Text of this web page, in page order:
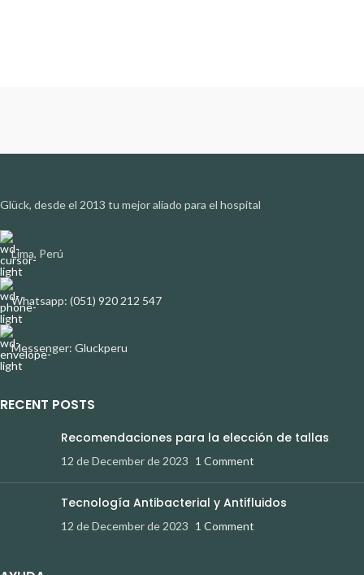
Glück, desde el 2013 tu mejor aliado para el hospital
Lima, Perú
Whatsapp: (051) 920 212 547
Messenger: Gluckperu
RECENT POSTS
Recomendaciones para la elección de tallas
12 de December de 2023 1 Comment
Tecnología Antibacterial y Antifluidos
12 de December de 2023 1 Comment